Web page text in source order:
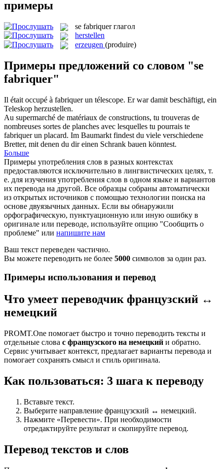
примеры
se fabriquer глагол
herstellen
erzeugen (produire)
Примеры предложений со словом "se
fabriquer"
Il était occupé à fabriquerun télescope. Er war damit beschäftigt, ein
Teleskop herzustellen.
Au supermarché de matériaux de constructions, tu trouveras de
nombreuses sortes de planches avec lesquelles tu pourrais te
fabriquerun placard. Im Baumarkt findest du viele verschiedene
Bretter, mit denen du dir einen Schrank bauen könntest.
Больше
Примеры употребления слов в разных контекстах
предоставляются исключительно в лингвистических целях, т.
е. для изучения употребления слов в одном языке и вариантов
их перевода на другой. Все образцы собраны автоматически
из открытых источников с помощью технологии поиска на
основе двуязычных данных. Если вы обнаружили
орфографическую, пунктуационную или иную ошибку в
оригинале или переводе, используйте опцию "Сообщить о
проблеме" или напишите нам
Ваш текст переведен частично.
Вы можете переводить не более 5000 символов за один раз.
Примеры использования и перевод
Что умеет переводчик французский ↔
немецкий
PROMT.One помогает быстро и точно переводить тексты и
отдельные слова с французского на немецкий и обратно.
Сервис учитывает контекст, предлагает варианты перевода и
помогает сохранять смысл и стиль оригинала.
Как пользоваться: 3 шага к переводу
Вставьте текст.
Выберите направление французский ↔ немецкий.
Нажмите «Перевести». При необходимости
отредактируйте результат и скопируйте перевод.
Перевод текстов и слов